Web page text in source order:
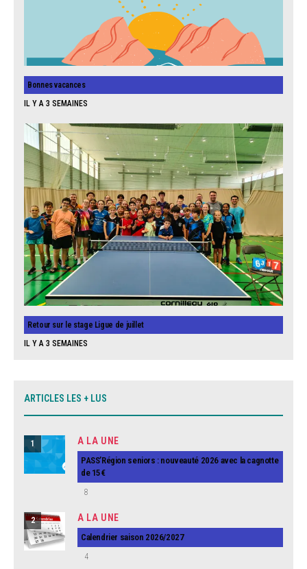
Bonnes vacances
IL Y A 3 SEMAINES
Retour sur le stage Ligue de juillet
IL Y A 3 SEMAINES
ARTICLES LES + LUS
1 A LA UNE
PASS’Région seniors : nouveauté 2026 avec la cagnotte
de 15€
8
2 A LA UNE
Calendrier saison 2026/2027
4